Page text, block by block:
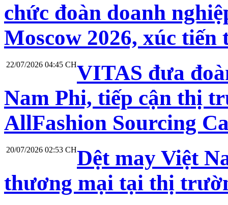
chức đoàn doanh
Moscow 2026, xúc
22/07/2026 04:45 CHVITAS đưa
Nam Phi, tiếp cận thị
AllFashion Sourcing
20/07/2026 02:53 CHDệt may Việt
thương mại tại thị